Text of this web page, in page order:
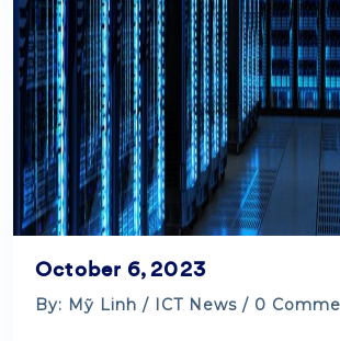
October 6, 2023
By: Mỹ Linh / ICT News / 0